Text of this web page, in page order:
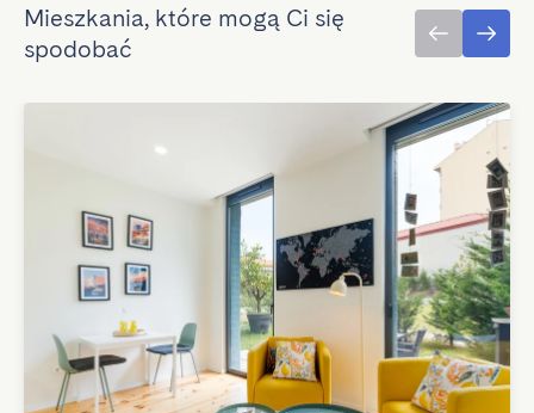
Mieszkania, które mogą Ci się
spodobać